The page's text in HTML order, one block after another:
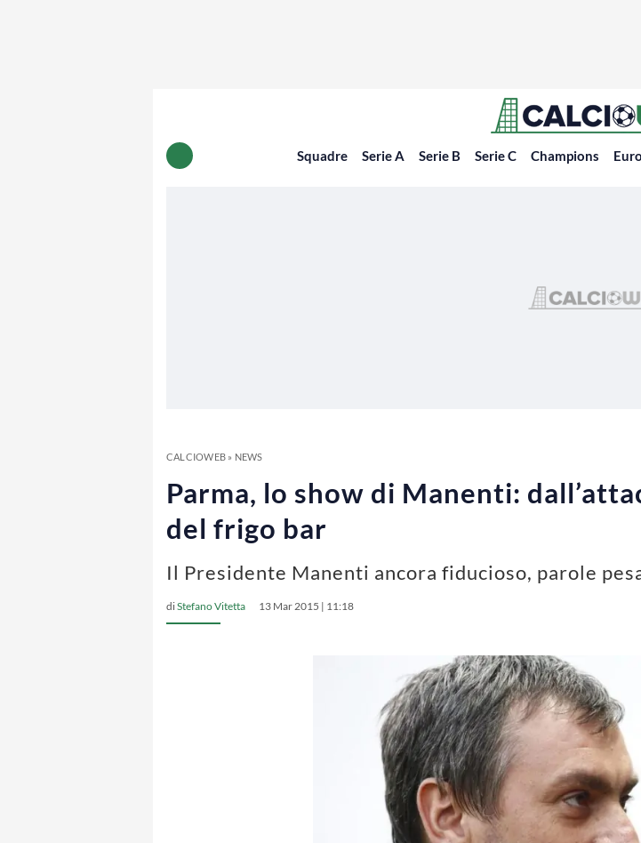
Squadre Serie A Serie B Serie C Champions
CALCIOWEB» NEWS
Parma, lo show di Manenti:
del frigo bar
Il Presidente Manenti ancora fiducioso, parole
diStefano Vitetta 13 Mar 2015 | 11:18